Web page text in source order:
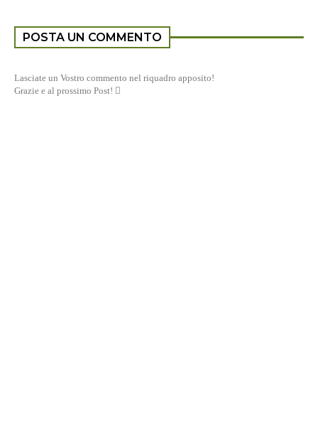
POSTA UN COMMENTO
Lasciate un Vostro commento nel riquadro apposito!
Grazie e al prossimo Post! 